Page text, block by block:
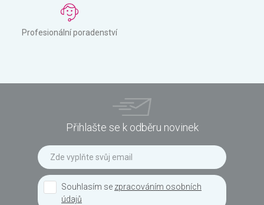
Profesionální poradenství
Přihlašte se k odběru novinek
Souhlasím se zpracováním osobních
údajů